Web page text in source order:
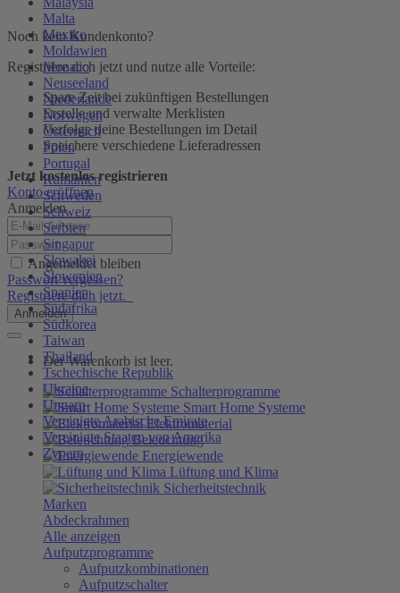
Malta
Mexiko
Moldawien
Monaco
Neuseeland
Niederlande
Norwegen
Österreich
Polen
Portugal
Rumänien
Schweden
Schweiz
Serbien
Singapur
Slowakei
Slowenien
Spanien
Südafrika
Südkorea
Taiwan
Thailand
Tschechische Republik
Ukraine
Ungarn
Vereinigte Arabische Emirate
Vereinigte Staaten von Amerika
Zypern
Noch kein Kundenkonto?
Registriere dich jetzt und nutze alle Vorteile:
Spare Zeit bei zukünftigen Bestellungen
Erstelle und verwalte Merklisten
Verfolge deine Bestellungen im Detail
Speichere verschiedene Lieferadressen
Jetzt kostenlos registrieren
Konto eröffnen
Anmelden
Angemeldet bleiben
Passwort vergessen?
Registriere dich jetzt.
Anmelden
Der Warenkorb ist leer.
Schalterprogramme
Smart Home Systeme
Elektromaterial
Beleuchtung
Energiewende
Lüftung und Klima
Sicherheitstechnik
Marken
Abdeckrahmen
Alle anzeigen
Aufputzprogramme
Aufputzkombinationen
Aufputzschalter